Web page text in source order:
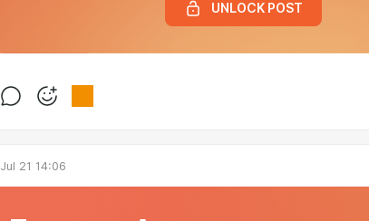
UNLOCK POST
Jul 21 14:06